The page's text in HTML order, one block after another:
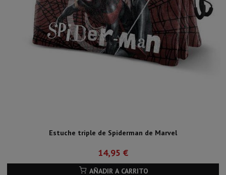
Estuche triple de Spiderman de Marvel
14,95 €
AÑADIR A CARRITO